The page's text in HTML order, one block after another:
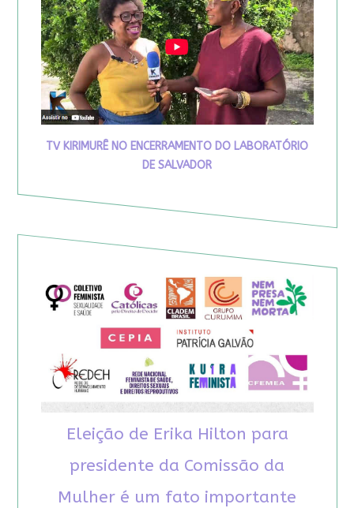
TV KIRIMURÊ NO ENCERRAMENTO DO LABORATÓRIO
DE SALVADOR
Eleição de Erika Hilton para
presidente da Comissão da
Mulher é um fato importante